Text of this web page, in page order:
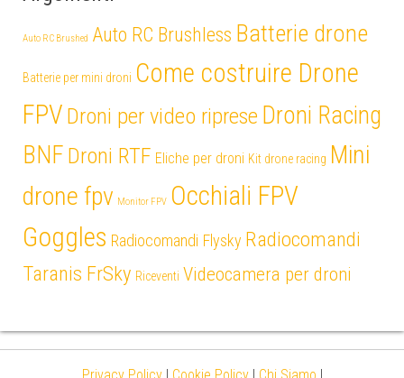
Auto RC Brushed Auto RC Brushless Batterie drone
Batterie per mini droni Come costruire Drone
FPV Droni per video riprese Droni Racing
BNF Droni RTF Eliche per droni Kit drone racing Mini
drone fpv Monitor FPV Occhiali FPV
Goggles Radiocomandi Flysky Radiocomandi
Taranis FrSky Riceventi Videocamera per droni